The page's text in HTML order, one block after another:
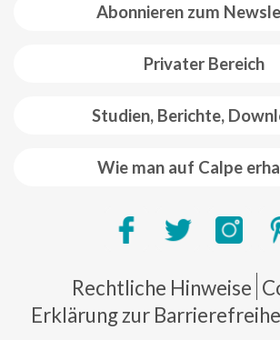
Abonnieren zum
Privater Bereich
Studien, Berichte,
Wie man auf Calpe
Pie de
Rechtliche Hinweise
Erklärung zur